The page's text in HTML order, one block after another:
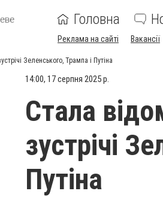
Головна
Реклама на сайті Вакансії
Зеленського, Трампа і Путіна
14:00, 17 серпня 2025 р.
Стала
зустрічі
Путіна